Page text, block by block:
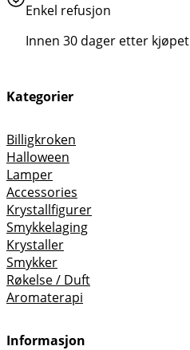
Enkel refusjon
Innen 30 dager etter kjøpet
Kategorier
Billigkroken
Halloween
Lamper
Accessories
Krystallfigurer
Smykkelaging
Krystaller
Smykker
Røkelse / Duft
Aromaterapi
Informasjon